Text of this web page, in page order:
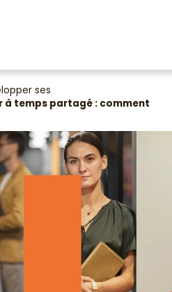
ses
à temps partagé : comment